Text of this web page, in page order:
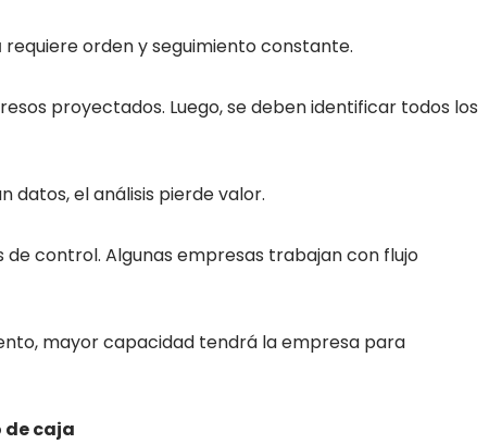
requiere orden y seguimiento constante.
proyectados. Luego, se deben identificar todos los
datos, el análisis pierde valor.
control. Algunas empresas trabajan con flujo
mayor capacidad tendrá la empresa para
de caja